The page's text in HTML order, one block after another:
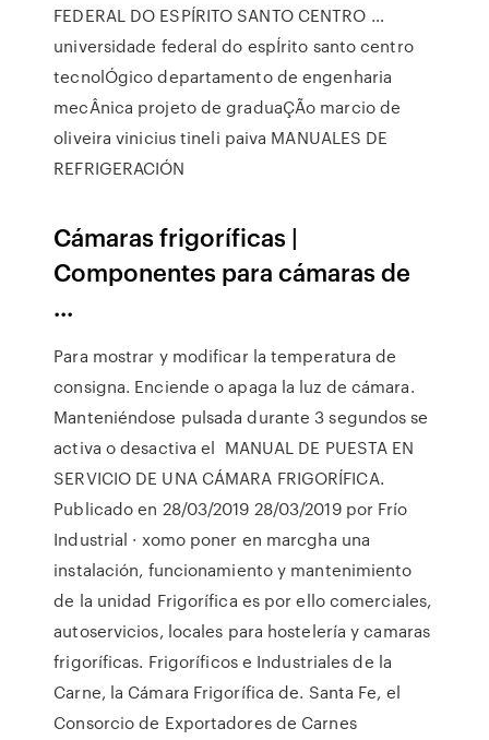
FEDERAL DO ESPÍRITO SANTO CENTRO …
universidade federal do espÍrito santo centro
tecnolÓgico departamento de engenharia
mecÂnica projeto de graduaÇÃo marcio de
oliveira vinicius tineli paiva MANUALES DE
REFRIGERACIÓN
Cámaras frigoríficas |
Componentes para cámaras de
...
Para mostrar y modificar la temperatura de
consigna. Enciende o apaga la luz de cámara.
Manteniéndose pulsada durante 3 segundos se
activa o desactiva el MANUAL DE PUESTA EN
SERVICIO DE UNA CÁMARA FRIGORÍFICA.
Publicado en 28/03/2019 28/03/2019 por Frío
Industrial · xomo poner en marcgha una
instalación, funcionamiento y mantenimiento
de la unidad Frigorífica es por ello comerciales,
autoservicios, locales para hostelería y camaras
frigoríficas. Frigoríficos e Industriales de la
Carne, la Cámara Frigorífica de. Santa Fe, el
Consorcio de Exportadores de Carnes